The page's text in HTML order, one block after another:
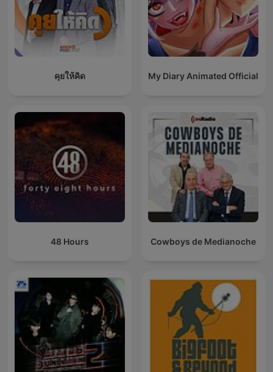
คุยให้คิด My Diary Animated Official
48 Hours Cowboys de Medianoche